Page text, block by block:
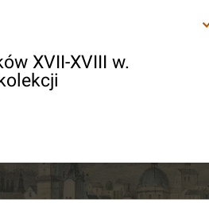
XVII-XVIII w.